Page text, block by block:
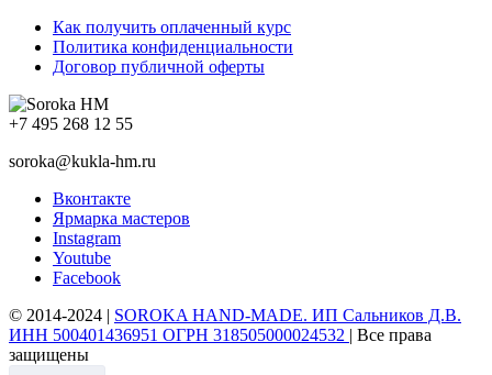
Как получить оплаченный курс
Политика конфиденциальности
Договор публичной оферты
+7 495 268 12 55
soroka@kukla-hm.ru
Вконтакте
Ярмарка мастеров
Instagram
Youtube
Facebook
© 2014-2024 | SOROKA HAND-MADE. ИП Сальников Д.В.
ИНН 500401436951 ОГРН 318505000024532 | Все права
защищены